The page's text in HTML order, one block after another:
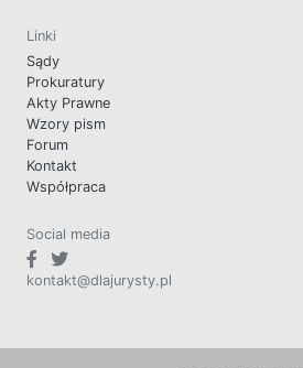
Linki
Sądy
Prokuratury
Akty Prawne
Wzory pism
Forum
Kontakt
Współpraca
Social media
kontakt@dlajurysty.pl